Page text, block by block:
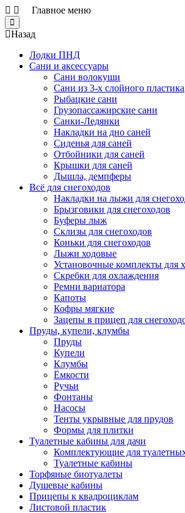
Главное меню
Close
Назад
Лодки ПНД
Сани и аксессуары
Сани волокуши
Сани из 3-х слойного пластика
Рыбацкие сани
Грузопассажирские сани
Санки-Ледянки
Накладки на дно саней
Сиденья для саней
Отбойники для саней
Крышки для саней
Дышла, демпферы
Всё для снегоходов
Накладки на лыжи для
Брызговики для снегоходов
Буферы лыж
Склизы для снегоходов
Коньки для снегоходов
Лыжи ходовые
Установочные комплекты для
Скребки для охлаждения
Ремни вариатора
Капоты
Кофры мягкие
Зацепы в прицеп для
Пруды, купели, клумбы
Пруды
Купели
Клумбы
Ёмкости
Ручьи
Фонтаны
Насосы
Тенты укрывные для прудов
Формы для плитки
Туалетные кабины для дачи
Комплектующие для
Туалетные кабины
Торфяные биотуалеты
Душевые кабины
Прицепы к квадроциклам
Листовой пластик